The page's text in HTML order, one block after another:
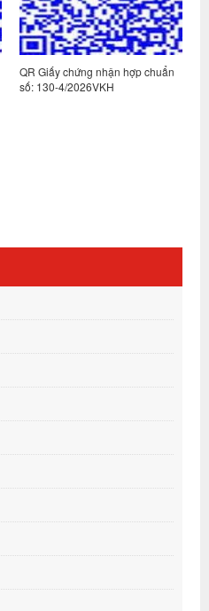
QR Giấy chứng nhận hợp chuẩn
số: 130-4/2026VKH